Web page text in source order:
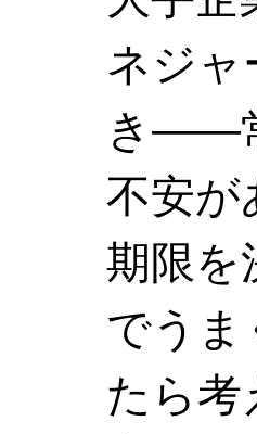
ネジャ
き——
不安が
期限を
でうま
たら考